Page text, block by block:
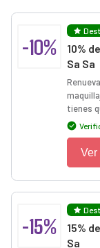
-10%
10%
Sa Sa
tienes
Ver
-15%
15%
Sa